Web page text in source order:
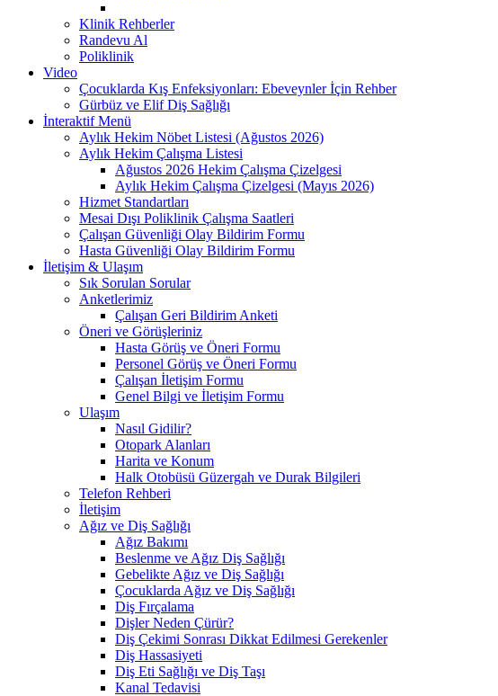
Klinik Rehberler
Randevu Al
Poliklinik
Video
Çocuklarda Kış Enfeksiyonları: Ebeveynler İçin Rehber
Gürbüz ve Elif Diş Sağlığı
İnteraktif Menü
Aylık Hekim Nöbet Listesi (Ağustos 2026)
Aylık Hekim Çalışma Listesi
Ağustos 2026 Hekim Çalışma Çizelgesi
Aylık Hekim Çalışma Çizelgesi (Mayıs 2026)
Hizmet Standartları
Mesai Dışı Poliklinik Çalışma Saatleri
Çalışan Güvenliği Olay Bildirim Formu
Hasta Güvenliği Olay Bildirim Formu
İletişim & Ulaşım
Sık Sorulan Sorular
Anketlerimiz
Çalışan Geri Bildirim Anketi
Öneri ve Görüşleriniz
Hasta Görüş ve Öneri Formu
Personel Görüş ve Öneri Formu
Çalışan İletişim Formu
Genel Bilgi ve İletişim Formu
Ulaşım
Nasıl Gidilir?
Otopark Alanları
Harita ve Konum
Halk Otobüsü Güzergah ve Durak Bilgileri
Telefon Rehberi
İletişim
Ağız ve Diş Sağlığı
Ağız Bakımı
Beslenme ve Ağız Diş Sağlığı
Gebelikte Ağız ve Diş Sağlığı
Çocuklarda Ağız ve Diş Sağlığı
Diş Fırçalama
Dişler Neden Çürür?
Diş Çekimi Sonrası Dikkat Edilmesi Gerekenler
Diş Hassasiyeti
Diş Eti Sağlığı ve Diş Taşı
Kanal Tedavisi